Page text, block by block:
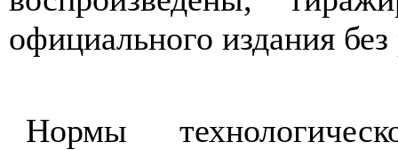
официального издания
Нормы